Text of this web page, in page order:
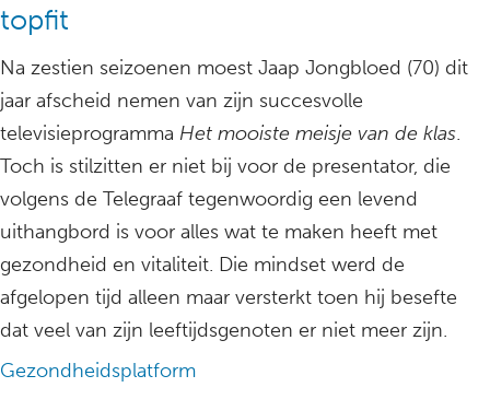
topfit
Na zestien seizoenen moest Jaap Jongbloed (70) dit
jaar afscheid nemen van zijn succesvolle
televisieprogramma Het mooiste meisje van de klas.
Toch is stilzitten er niet bij voor de presentator, die
volgens de Telegraaf tegenwoordig een levend
uithangbord is voor alles wat te maken heeft met
gezondheid en vitaliteit. Die mindset werd de
afgelopen tijd alleen maar versterkt toen hij besefte
dat veel van zijn leeftijdsgenoten er niet meer zijn.
Gezondheidsplatform